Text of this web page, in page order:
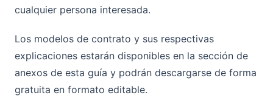
cualquier persona interesada.
Los modelos de contrato y sus respectivas
explicaciones estarán disponibles en la sección de
anexos de esta guía y podrán descargarse de forma
gratuita en formato editable.